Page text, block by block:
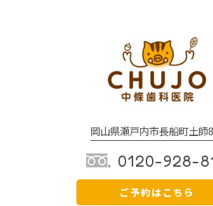
岡山県瀬戸内市長船町土師
0120-928-
ご予約はこちら